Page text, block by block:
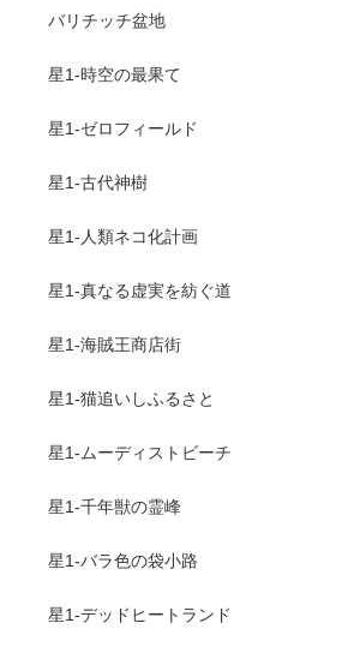
バリチッチ盆地
星1-時空の最果て
星1-ゼロフィールド
星1-古代神樹
星1-人類ネコ化計画
星1-真なる虚実を紡ぐ道
星1-海賊王商店街
星1-猫追いしふるさと
星1-ムーディストビーチ
星1-千年獣の霊峰
星1-バラ色の袋小路
星1-デッドヒートランド